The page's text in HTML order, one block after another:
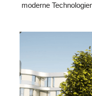
moderne